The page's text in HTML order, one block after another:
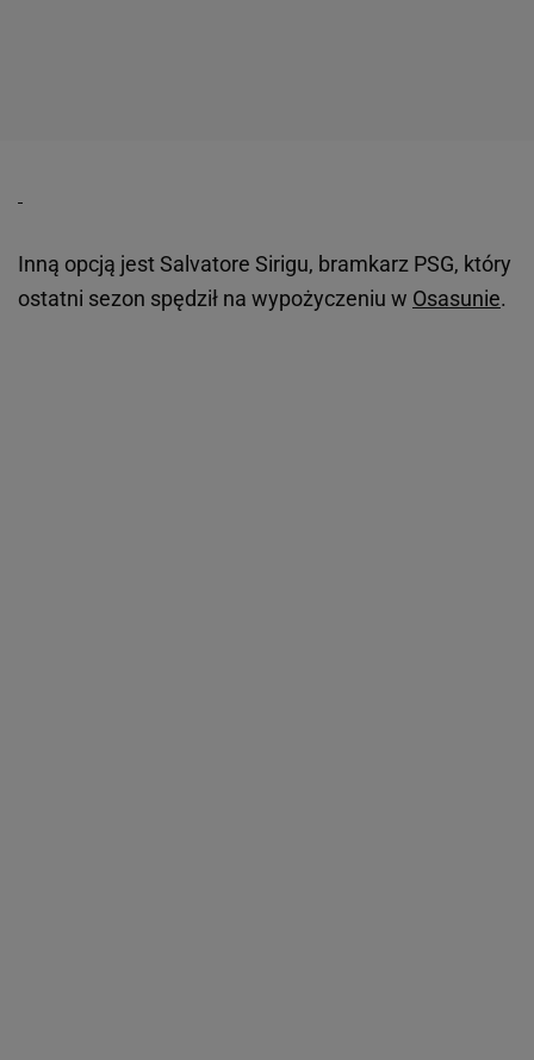
Inną opcją jest Salvatore Sirigu, bramkarz PSG, który
ostatni sezon spędził na wypożyczeniu w Osasunie.